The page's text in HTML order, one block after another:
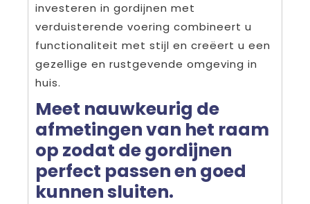
investeren in gordijnen met
verduisterende voering combineert u
functionaliteit met stijl en creëert u een
gezellige en rustgevende omgeving in
huis.
Meet nauwkeurig de
afmetingen van het raam
op zodat de gordijnen
perfect passen en goed
kunnen sluiten.